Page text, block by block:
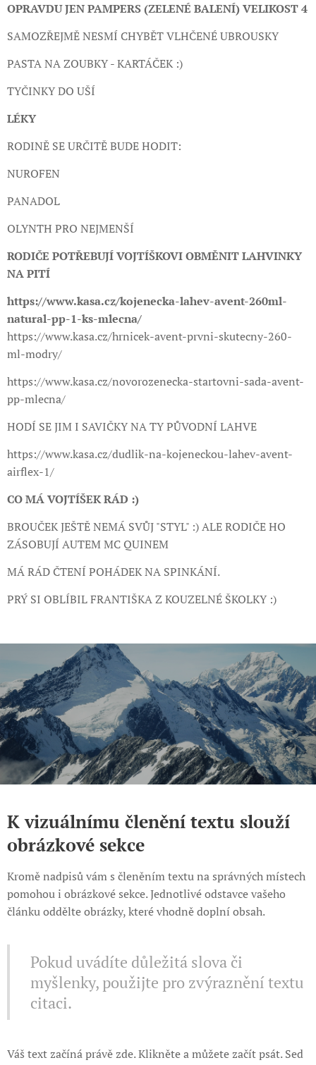
OPRAVDU JEN PAMPERS (ZELENÉ BALENÍ) VELIKOST 4
SAMOZŘEJMĚ NESMÍ CHYBĚT VLHČENÉ UBROUSKY
PASTA NA ZOUBKY - KARTÁČEK :)
TYČINKY DO UŠÍ
LÉKY
RODINĚ SE URČITĚ BUDE HODIT:
NUROFEN
PANADOL
OLYNTH PRO NEJMENŠÍ
RODIČE POTŘEBUJÍ VOJTÍŠKOVI OBMĚNIT LAHVINKY
NA PITÍ
https://www.kasa.cz/kojenecka-lahev-avent-260ml-
natural-pp-1-ks-mlecna/
https://www.kasa.cz/hrnicek-avent-prvni-skutecny-260-
ml-modry/
https://www.kasa.cz/novorozenecka-startovni-sada-avent-
pp-mlecna/
HODÍ SE JIM I SAVIČKY NA TY PŮVODNÍ LAHVE
https://www.kasa.cz/dudlik-na-kojeneckou-lahev-avent-
airflex-1/
CO MÁ VOJTÍŠEK RÁD :)
BROUČEK JEŠTĚ NEMÁ SVŮJ "STYL" :) ALE RODIČE HO
ZÁSOBUJÍ AUTEM MC QUINEM
MÁ RÁD ČTENÍ POHÁDEK NA SPINKÁNÍ.
PRÝ SI OBLÍBIL FRANTIŠKA Z KOUZELNÉ ŠKOLKY :)
K vizuálnímu členění textu slouží
obrázkové sekce
Kromě nadpisů vám s členěním textu na správných místech
pomohou i obrázkové sekce. Jednotlivé odstavce vašeho
článku oddělte obrázky, které vhodně doplní obsah.
Pokud uvádíte důležitá slova či
myšlenky, použijte pro zvýraznění textu
citaci.
Váš text začíná právě zde. Klikněte a můžete začít psát. Sed